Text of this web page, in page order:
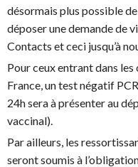
désormais plus possible
déposer une demande de
Contacts et ceci jusqu’à
Pour ceux entrant dans
France, un test négatif
24h sera à présenter au
vaccinal).
Par ailleurs, les
seront soumis à